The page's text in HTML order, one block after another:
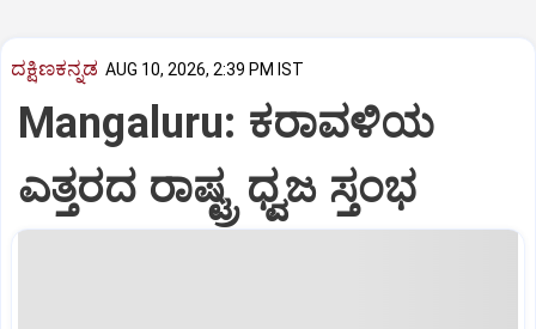
ದಕ್ಷಿಣಕನ್ನಡ AUG 10, 2026, 2:39 PM IST
Mangaluru: ಕರಾವಳಿಯ
ಎತ್ತರದ ರಾಷ್ಟ್ರ ಧ್ವಜ ಸ್ತಂಭ